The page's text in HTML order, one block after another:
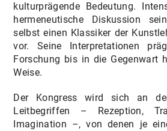
kulturprägende Bedeutung.
hermeneutische Diskussion
selbst einen Klassiker der
vor. Seine Interpretationen
Forschung bis in die Gegenwart
Weise.
Der Kongress wird sich an
Leitbegriffen – Rezeption,
Imagination –, von denen je